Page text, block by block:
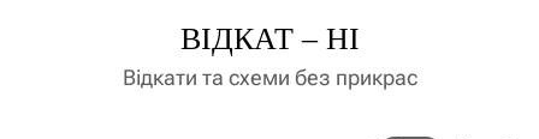
ВІДКАТ – НІ
Відкати та схеми без прикрас